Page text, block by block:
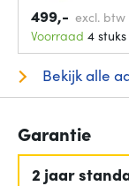
499,- excl. btw
Voorraad 4 stuks
Bekijk alle
Garantie
2 jaar